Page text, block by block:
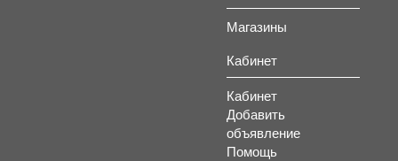
Магазины
Кабинет
Кабинет
Добавить
объявление
Помощь